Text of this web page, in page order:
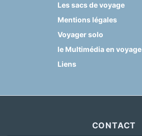
Les sacs de voyage
Mentions légales
Voyager solo
le Multimédia en voyage
Liens
CONTACT